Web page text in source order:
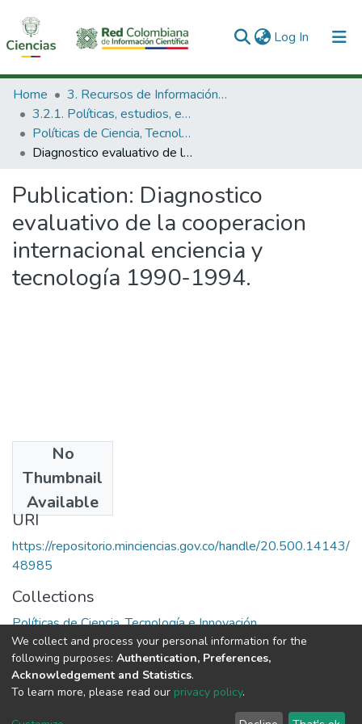
Log In (current)
Communities & Collections
All of DSpace
Statistics
Home
3. Recursos de Información Científica y Tecnológica
3.2.1. Políticas, estudios, evaluaciones e indicadores de CTeI
Políticas de Ciencia, Tecnología e Innovación
Diagnostico evaluativo de la cooperacion internacional enciencia y tecnología 1990-1994.
Publication: Diagnostico
evaluativo de la cooperacion
internacional enciencia y
tecnología 1990-1994.
No
Thumbnail
Available
1994
URI
https://repositorio.minciencias.gov.co/handle/20.500.14143/
48985
Collections
Políticas de Ciencia, Tecnología e Innovación
Full item page
DSpace software copyright © 2002-2026
Cookie End User Send
We collect and process your personal information for the
following purposes: Authentication, Preferences,
Acknowledgement and Statistics.
To learn more, please read our privacy policy.